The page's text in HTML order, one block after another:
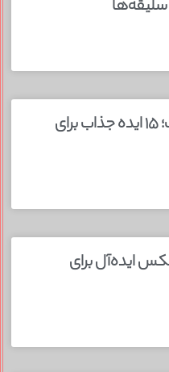
انگشتر سنگی مردانه شیک؛ ۱۵ ایده جذاب برای
شیک مهمانی؛ ۱۵ عکس ایده‌آل برای